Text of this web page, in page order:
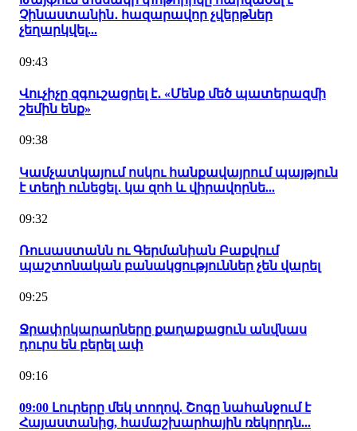
Չինաստանին․ հազարավոր չվերթներ
չեղարկվել...
09:43
Վուչիչը զգուշացրել է․ «Մենք մեծ պատերազմի
շեմին ենք»
09:38
Կամչատկայում ոսկու հանքավայրում պայթյուն
է տեղի ունեցել․ կա զոհ և վիրավորնե...
09:32
Ռուսաստանն ու Գերմանիան Բաքվում
պաշտոնական բանակցություններ չեն վարել
09:25
Ջրափրկարարները քաղաքացուն անվնաս
դուրս են բերել ափ
09:16
09:00 Լուրերը մեկ տողով. Շոգը նահանջում է
Հայաստանից, համաշխարհային ռեկորդն...